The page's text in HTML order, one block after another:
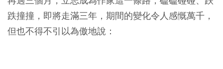
跌撞撞，即將走滿三年，期間的變化令人感慨萬千，
但也不得不引以為傲地說：